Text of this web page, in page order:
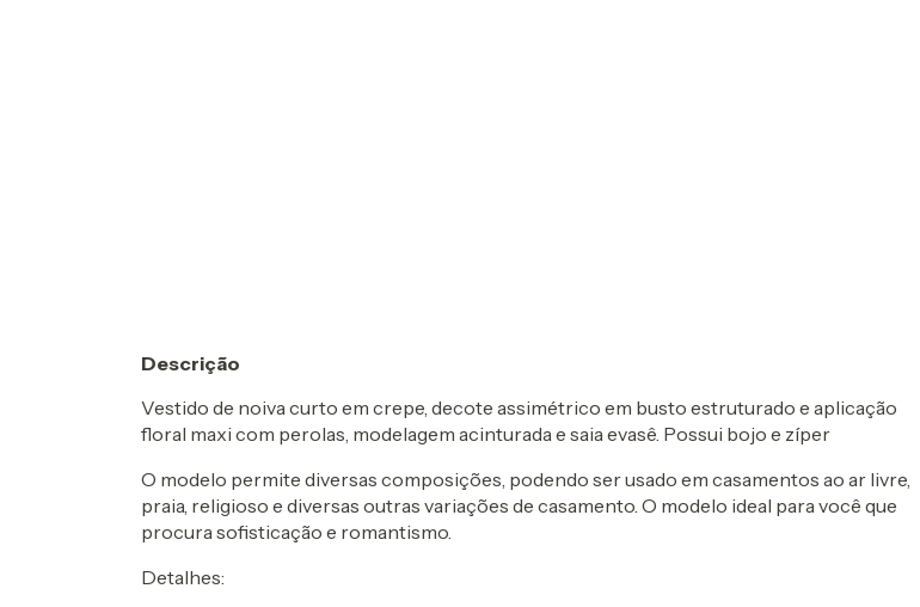
Descrição
Vestido de noiva curto em crepe, decote assimétrico em busto estruturado e aplicação
floral maxi com perolas, modelagem acinturada e saia evasê. Possui bojo e zíper
O modelo permite diversas composições, podendo ser usado em casamentos ao ar livre,
praia, religioso e diversas outras variações de casamento. O modelo ideal para você que
procura sofisticação e romantismo.
Detalhes: